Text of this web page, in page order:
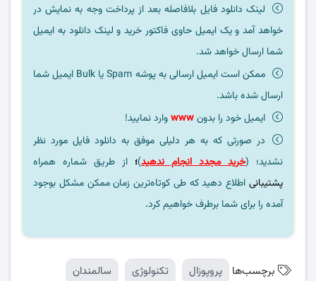
لینک دانلود فایل بلافاصله بعد از پرداخت وجه به نمایش در
خواهد آمد و یک ایمیل حاوی فاکتور خرید و لینک دانلود به ایمیل
شما ارسال خواهد شد.
ممکن است ایمیل ارسالی به پوشه Spam یا Bulk ایمیل شما
ارسال شده باشد.
ایمیل خود را بدونwwwوارد نمایید!
در صورتی که به هر دلیلی موفق به دانلود فایل مورد نظر
نشدید؛ (خرید مجدد انجام ندهید)؛ از طریق شماره همراه
پشتیبانی اطلاع دهید که طی کوتاه‌ترین زمان ممکن مشکل بوجود
آمده را برای شما برطرف خواهیم کرد.
برچسب‌ها پروپوزال تکنولوژی
سالمندان